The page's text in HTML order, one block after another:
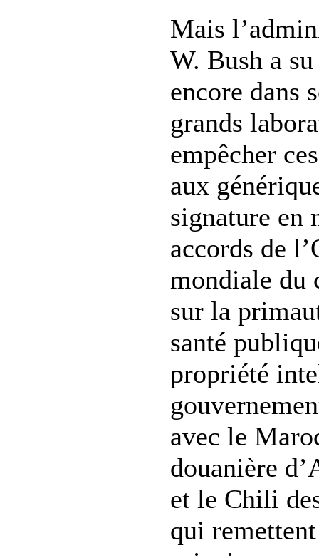
Mais
W. Bush a
encore dans
grands
empêcher
aux
signature en
accords de
mondiale du
sur la
santé
propriété
avec le
douanière
et le Chili
qui